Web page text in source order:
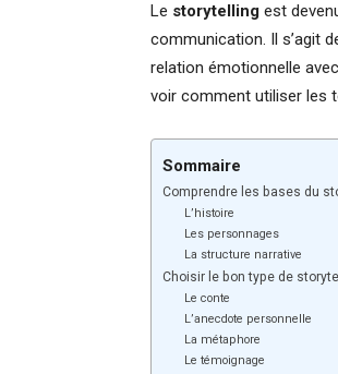
Le storytelling est
communication. Il s’agit
relation émotionnelle
voir comment utiliser les
Sommaire
Comprendre les bases du
L’histoire
Les personnages
La structure narrative
Choisir le bon type de
Le conte
L’anecdote personnelle
La métaphore
Le témoignage